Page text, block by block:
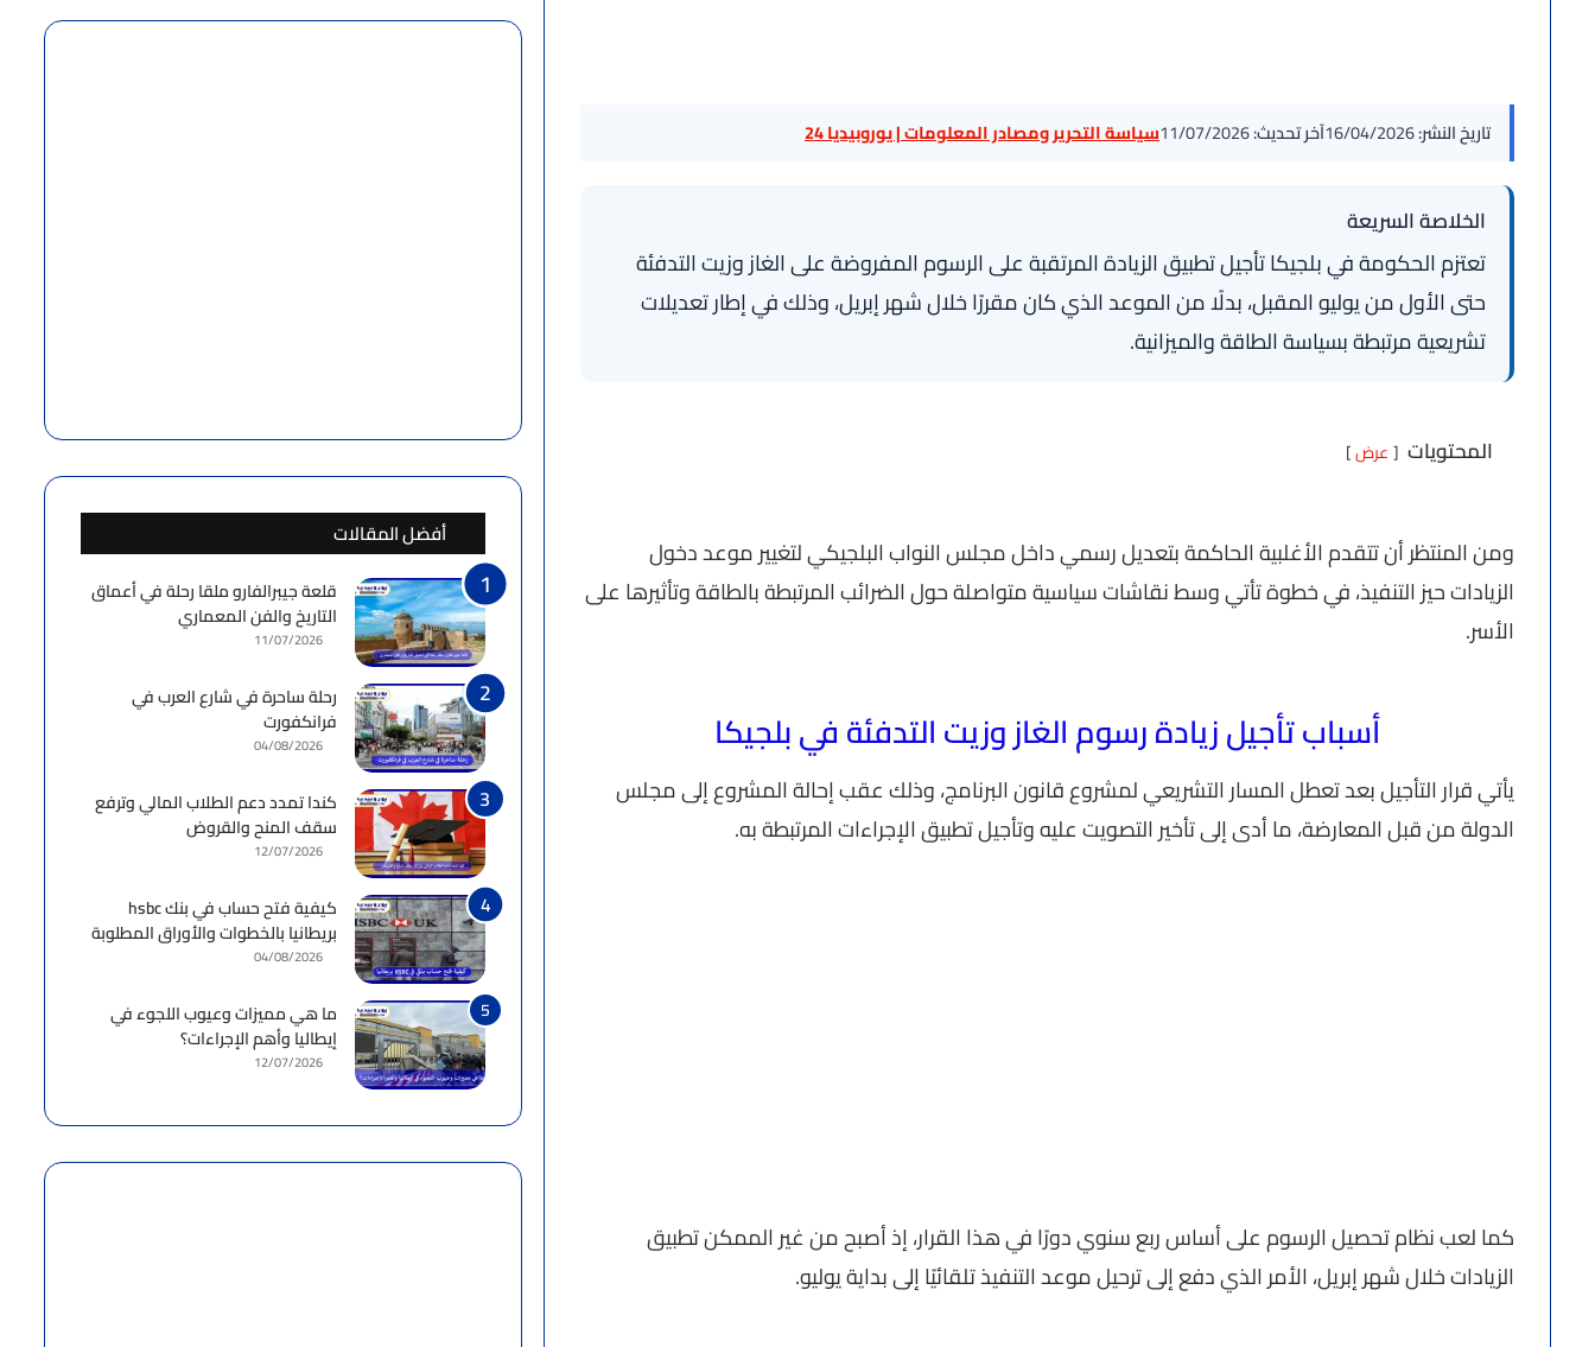
تاريخ النشر:16/04/2026آخر تحديث:11/07/2026سياسة التحرير ومصادر المعلومات | يوروبيديا 24
الخلاصة السريعة
تعتزم الحكومة في بلجيكا تأجيل تطبيق الزيادة المرتقبة على الرسوم المفروضة على الغاز وزيت التدفئة
حتى الأول من يوليو المقبل، بدلًا من الموعد الذي كان مقررًا خلال شهر إبريل، وذلك في إطار تعديلات
تشريعية مرتبطة بسياسة الطاقة والميزانية.
المحتويات عرض
ومن المنتظر أن تتقدم الأغلبية الحاكمة بتعديل رسمي داخل مجلس النواب البلجيكي لتغيير موعد دخول
الزيادات حيز التنفيذ، في خطوة تأتي وسط نقاشات سياسية متواصلة حول الضرائب المرتبطة بالطاقة وتأثيرها على
الأسر.
أسباب تأجيل زيادة رسوم الغاز وزيت التدفئة في بلجيكا
يأتي قرار التأجيل بعد تعطل المسار التشريعي لمشروع قانون البرنامج، وذلك عقب إحالة المشروع إلى مجلس
الدولة من قبل المعارضة، ما أدى إلى تأخير التصويت عليه وتأجيل تطبيق الإجراءات المرتبطة به.
كما لعب نظام تحصيل الرسوم على أساس ربع سنوي دورًا في هذا القرار، إذ أصبح من غير الممكن تطبيق
الزيادات خلال شهر إبريل، الأمر الذي دفع إلى ترحيل موعد التنفيذ تلقائيًا إلى بداية يوليو.
أفضل المقالات
قلعة جيبرالفارو ملقا رحلة في أعماق
التاريخ والفن المعماري
11/07/2026
رحلة ساحرة في شارع العرب في
فرانكفورت
04/08/2026
كندا تمدد دعم الطلاب المالي وترفع
سقف المنح والقروض
12/07/2026
كيفية فتح حساب في بنك hsbc
بريطانيا بالخطوات والأوراق المطلوبة
04/08/2026
ما هي مميزات وعيوب اللجوء في
إيطاليا وأهم الإجراءات؟
12/07/2026